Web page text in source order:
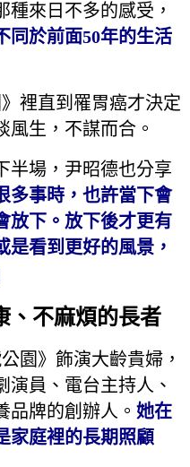
種來日不多的感受，
同於前面50年的生活
裡直到罹胃癌才決定
風生，不謀而合。
半場，尹昭德也分享
多事時，也許當下會
放下。放下後才更有
是看到更好的風景，
、不麻煩的長者
園》飾演大齡貴婦，
演員、電台主持人、
品牌的創辦人。 她在
家庭裡的長期照顧